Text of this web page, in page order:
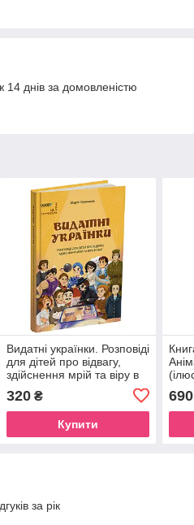
днів за домовленістю
Видатні українки. Розповіді
для дітей про відвагу,
здійснення мрій та віру в
320₴
Купити
690
за рік